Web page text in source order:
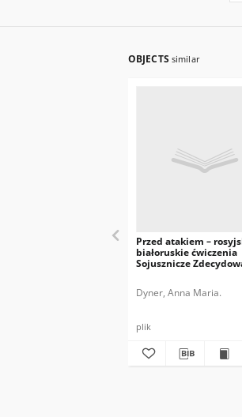
OBJECTS similar
Przed atakiem –
białoruskie ćwiczenia
Sojusznicze
Dyner, Anna Maria.
plik